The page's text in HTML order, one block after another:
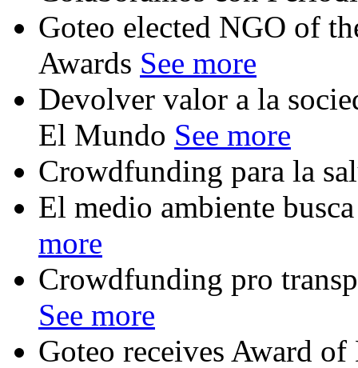
Goteo elected NGO of
Awards See more
Devolver valor a la
El Mundo See more
Crowdfunding para la
El medio ambiente
more
Crowdfunding pro
See more
Goteo receives Award